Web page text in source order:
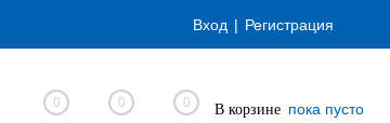
Вход Регистрация
0 0 0 В корзине пока пусто